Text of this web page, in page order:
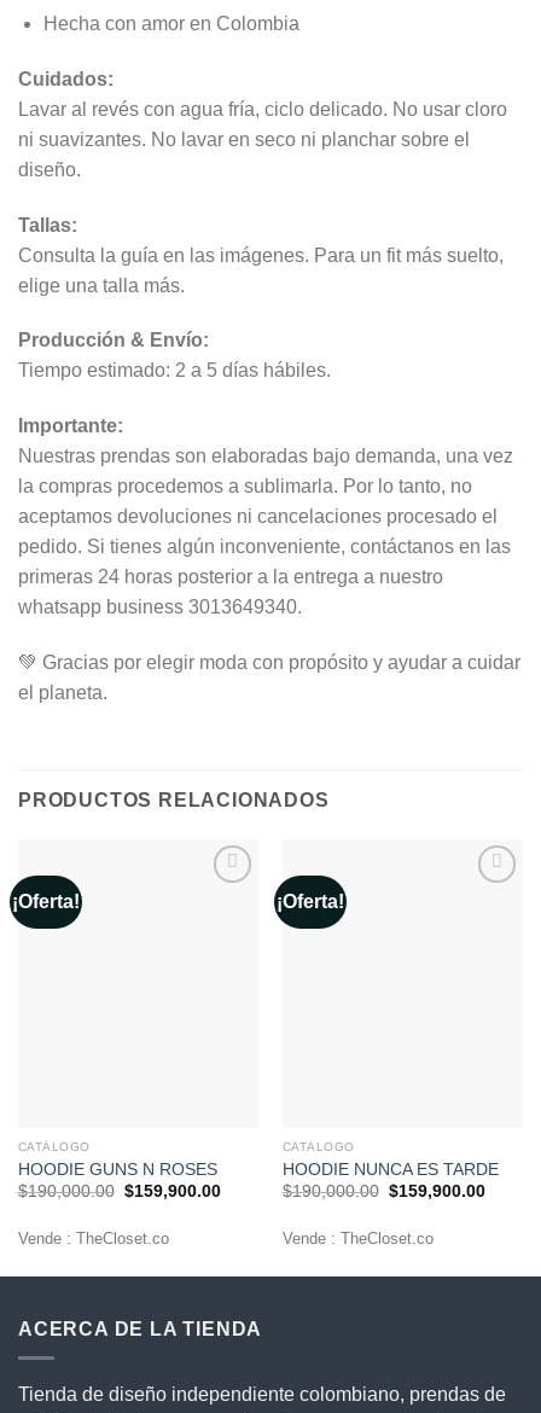
Hecha con amor en Colombia
Cuidados:
Lavar al revés con agua fría, ciclo delicado. No usar cloro
ni suavizantes. No lavar en seco ni planchar sobre el
diseño.
Tallas:
Consulta la guía en las imágenes. Para un fit más suelto,
elige una talla más.
Producción & Envío:
Tiempo estimado: 2 a 5 días hábiles.
Importante:
Nuestras prendas son elaboradas bajo demanda, una vez
la compras procedemos a sublimarla. Por lo tanto, no
aceptamos devoluciones ni cancelaciones procesado el
pedido. Si tienes algún inconveniente, contáctanos en las
primeras 24 horas posterior a la entrega a nuestro
whatsapp business 3013649340.
💚 Gracias por elegir moda con propósito y ayudar a cuidar
el planeta.
PRODUCTOS RELACIONADOS
¡Oferta!
CATÁLOGO
HOODIE GUNS N ROSES
$190,000.00 El
era:
$159,900.00El
Vende : TheCloset.co
¡Oferta!
CATÁLOGO
HOODIE NUNCA ES TARDE
$190,000.00 El
era:
$159,900.00El
Vende : TheCloset.co
ACERCA DE LA TIENDA
Tienda de diseño independiente colombiano, prendas de